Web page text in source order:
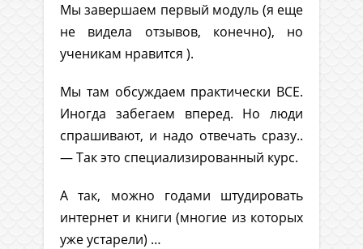
Мы завершаем первый модуль (я еще
не видела отзывов, конечно), но
ученикам нравится ).
Мы там обсуждаем практически ВСЕ.
Иногда забегаем вперед. Но люди
спрашивают, и надо отвечать сразу..
— Так это специализированный курс.
А так, можно годами штудировать
интернет и книги (многие из которых
уже устарели) …